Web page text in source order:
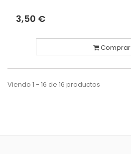
3,50 €
Comprar
Viendo 1 - 16 de 16 productos